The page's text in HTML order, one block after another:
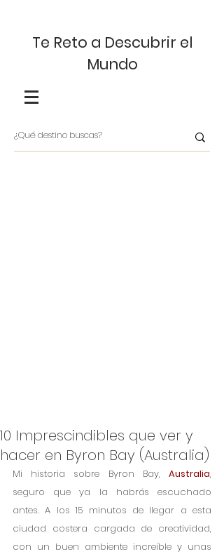
Te Reto a Descubrir el
Mundo
10 Imprescindibles que ver y
hacer en Byron Bay (Australia)
Mi historia sobre Byron Bay, Australia,
seguro que ya la habrás escuchado
antes. A los 15 minutos de llegar a esta
ciudad costera cargada de creatividad,
con un buen ambiente increíble y unas